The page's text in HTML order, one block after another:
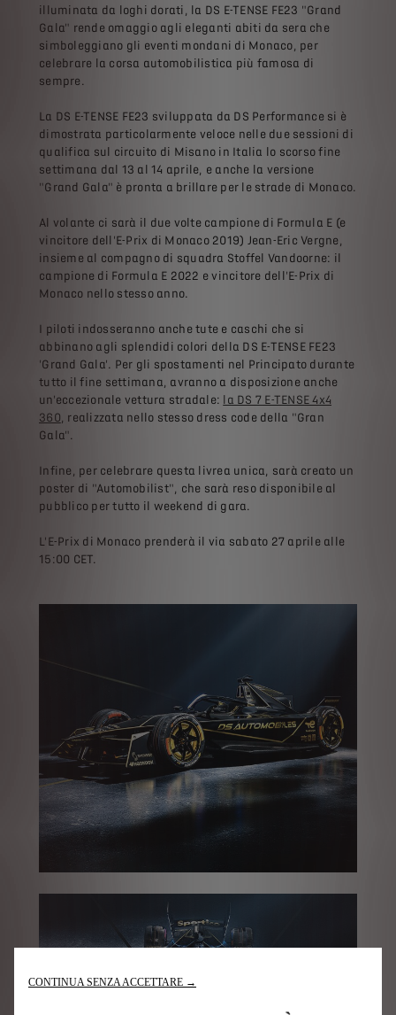
illuminata da loghi dorati, la DS E-TENSE FE23 "Grand
Gala" rende omaggio agli eleganti abiti da sera che
simboleggiano gli eventi mondani di Monaco, per
celebrare la corsa automobilistica più famosa di
sempre.
La DS E-TENSE FE23 sviluppata da DS Performance si è
dimostrata particolarmente veloce nelle due sessioni di
qualifica sul circuito di Misano in Italia lo scorso fine
settimana dal 13 al 14 aprile, e anche la versione
"Grand Gala" è pronta a brillare per le strade di Monaco.
Al volante ci sarà il due volte campione di Formula E (e
vincitore dell'E-Prix di Monaco 2019) Jean-Eric Vergne,
insieme al compagno di squadra Stoffel Vandoorne: il
campione di Formula E 2022 e vincitore dell'E-Prix di
Monaco nello stesso anno.
I piloti indosseranno anche tute e caschi che si
abbinano agli splendidi colori della DS E-TENSE FE23
'Grand Gala'. Per gli spostamenti nel Principato durante
tutto il fine settimana, avranno a disposizione anche
un'eccezionale vettura stradale:
la DS 7 E-TENSE 4x4
360, realizzata nello stesso dress code della "Gran
Gala".
Infine, per celebrare questa livrea unica, sarà creato un
poster di "Automobilist", che sarà reso disponibile al
pubblico per tutto il weekend di gara.
L'E-Prix di Monaco prenderà il via sabato 27 aprile alle
15:00 CET.
CONTINUA SENZA ACCETTARE →